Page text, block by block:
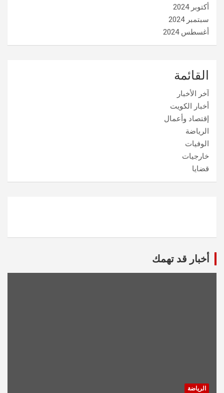
أكتوبر 2024
سبتمبر 2024
أغسطس 2024
القائمة
آخر الأخبار
أخبار الكويت
إقتصاد وأعمال
الرياضة
الوفيات
خارجيات
قضايا
أخبار قد تهمك
الرياضة